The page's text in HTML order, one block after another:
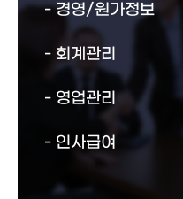
경영/원가정보
회계관리
영업관리
인사급여